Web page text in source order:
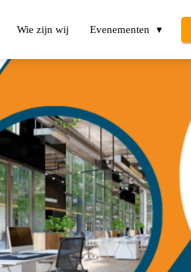
Wie zijn wij Evenementen